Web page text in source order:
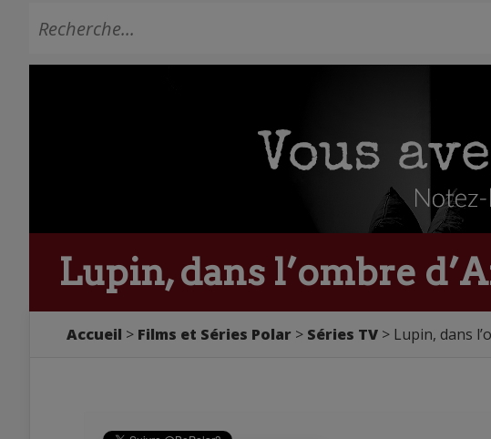
Lupin, dans l’ombre
Accueil Films et Séries Polar Séries TV Lupin, dans